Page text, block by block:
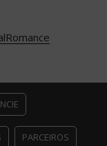
PARCEIROS